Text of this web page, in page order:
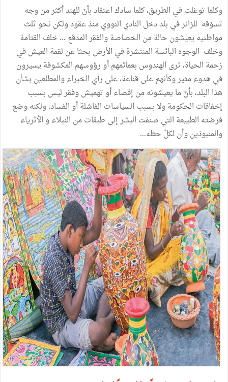
وكلما توغلتفي الطريق،كلما سادكاعتقادبأنّ للهندأكثرمنوجه
تسوّقه للزائرفي بلددخل النادي النوويمنذعقودولكن نحوثلث
مواطنيه يعيشونحالةمن الخصاصةوالفقرالمدقع ...خلف القتامة
وخلف الوجوه البائسة المنتشرةفي الأرض بحثاعن لقمة العيشفي
زحمة الحياة،ترى الهندوس بعمائمهمأورؤوسهم المكشوفة يسيرون
في هدوءمثيروكأنهمعلىقناعة،على رأي الخبراءوالمطلعين بشأن
هذا البلد،بأنّما يعيشونهمن إقصاءأوتهميشوفقرليس بسبب
إخفاقات الحكومةولابسبب السياسات الفاشلةأوالفساد،ولكنهوضع
فرضته الطبيعة التي صنفت البشرإلى طبقاتمن النبلاءوالٲثرياء
والمنبوذينوأن لكلّحظه...